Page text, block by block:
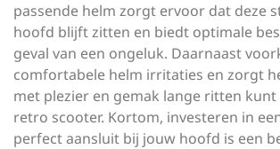
passende helm zorgt ervoor dat deze
hoofd blijft zitten en biedt optimale
geval van een ongeluk. Daarnaast
comfortabele helm irritaties en zorgt
met plezier en gemak lange ritten
retro scooter. Kortom, investeren in
perfect aansluit bij jouw hoofd is een